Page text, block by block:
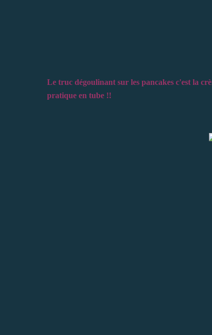
Le truc dégoulinant sur les pancakes c'est la
pratique en tube !!